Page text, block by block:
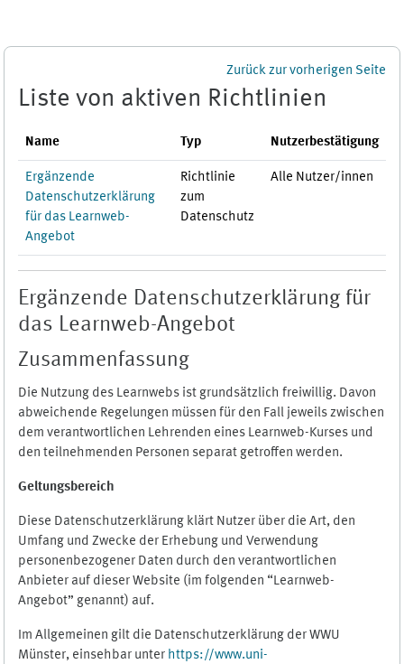
Zurück zur vorherigen Seite
Liste von aktiven Richtlinien
Name Typ Nutzerbestätigung
Ergänzende
Datenschutzerklärung
für das Learnweb-
Angebot
Richtlinie
zum
Datenschutz
Alle Nutzer/innen
Ergänzende Datenschutzerklärung für
das Learnweb-Angebot
Zusammenfassung
Die Nutzung des Learnwebs ist grundsätzlich freiwillig. Davon
abweichende Regelungen müssen für den Fall jeweils zwischen
dem verantwortlichen Lehrenden eines Learnweb-Kurses und
den teilnehmenden Personen separat getroffen werden.
Geltungsbereich
Diese Datenschutzerklärung klärt Nutzer über die Art, den
Umfang und Zwecke der Erhebung und Verwendung
personenbezogener Daten durch den verantwortlichen
Anbieter auf dieser Website (im folgenden “Learnweb-
Angebot” genannt) auf.
Im Allgemeinen gilt die Datenschutzerklärung der WWU
Münster, einsehbar unter https://www.uni-